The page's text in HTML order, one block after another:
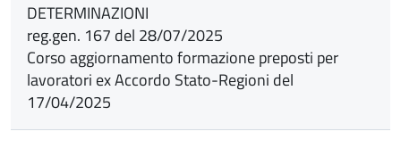
DETERMINAZIONI
reg.gen. 167 del 28/07/2025
Corso aggiornamento formazione preposti per
lavoratori ex Accordo Stato-Regioni del
17/04/2025